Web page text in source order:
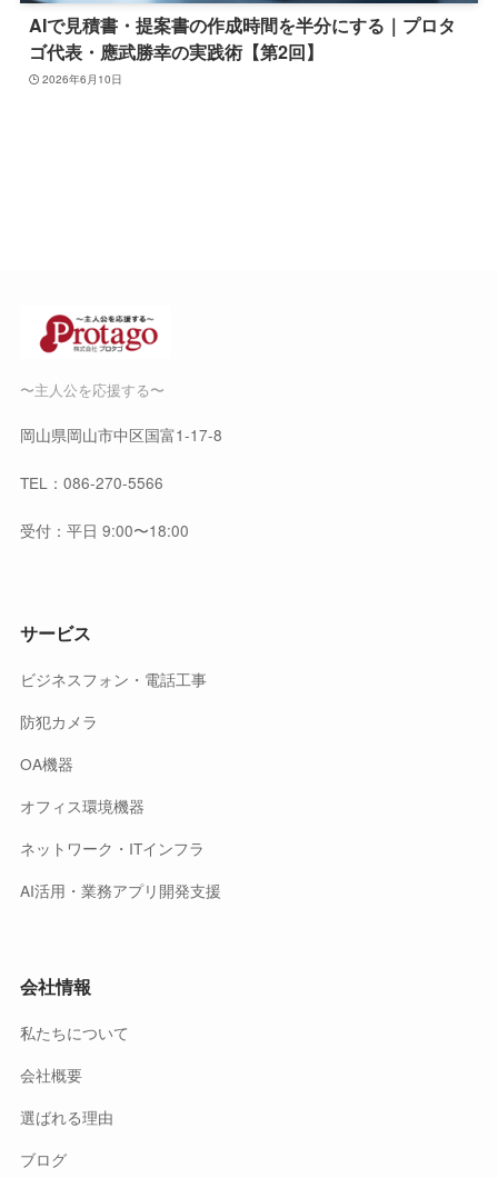
AIで見積書・提案書の作成時間を半分にする｜プロタ
ゴ代表・應武勝幸の実践術【第2回】
2026年6月10日
〜主人公を応援する〜
岡山県岡山市中区国富1-17-8
TEL： 086-270-5566
受付：平日 9:00〜18:00
サービス
ビジネスフォン・電話工事
防犯カメラ
OA機器
オフィス環境機器
ネットワーク・ITインフラ
AI活用・業務アプリ開発支援
会社情報
私たちについて
会社概要
選ばれる理由
ブログ